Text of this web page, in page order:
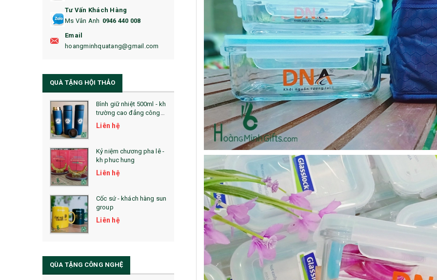
18. ẤM CHÉN QUÀ TẶNG
19. ĐỒNG HỒ TREO TƯỜNG
22. ĐỒNG HỒ ĐỂ BÀN
23. QÙA TẶNG ĐỘC ĐÁO
24. QÙA TẶNG PHA LÊ
25. QUÀ TẶNG GLASSLOCK
26. QUÀ TẶNG LUMINARC
28. BỘ ĐỒ ĂN CAO CẤP
29. MÓC KHOÁ
31. TÚI VẢI KHÔNG DỆT
33. MŨ LƯỠI TRAI
Tư Vấn Khách Hàng
Ms Vân Anh 0946 440 008
Email
hoangminhquatang@gmail.com
QUÀ TẶNG HỘI THẢO
Bình giữ nhiệt 500ml - kh
trường cao đẳng công
nghệ bách khoa hà nội
Liên hệ
Kỷ niệm chương pha lê -
kh phuc hung
Liên hệ
Cốc sứ - khách hàng sun
group
Liên hệ
Bộ sổ bút cao cấp -
khách hàng evs
Liên hệ
Pin sạc dự phòng hoco
j82 10.000mah - khách
hàng nam thắng
Liên hệ
Ô gấp 3 bán tự động -
kh viags
Liên hệ
Bình thủy tinh lọc trà -
khách hàng div
Liên hệ
Bình nước thủy tinh có
dây xách
Liên hệ
Cốc giữ nhiệt 500ml
Liên hệ
QÙA TẶNG CÔNG NGHỆ